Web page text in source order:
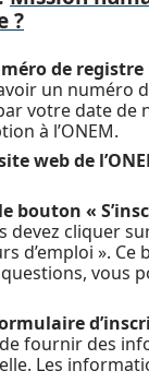
?
de
un numéro
votre date de
à l’ONEM.
web de
bouton «
devez cliquer
d’emploi ».
vous
fournir des
Les